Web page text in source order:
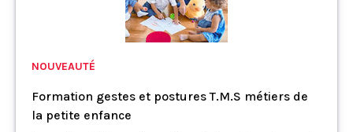
NOUVEAUTÉ
Formation gestes et postures T.M.S métiers de
la petite enfance